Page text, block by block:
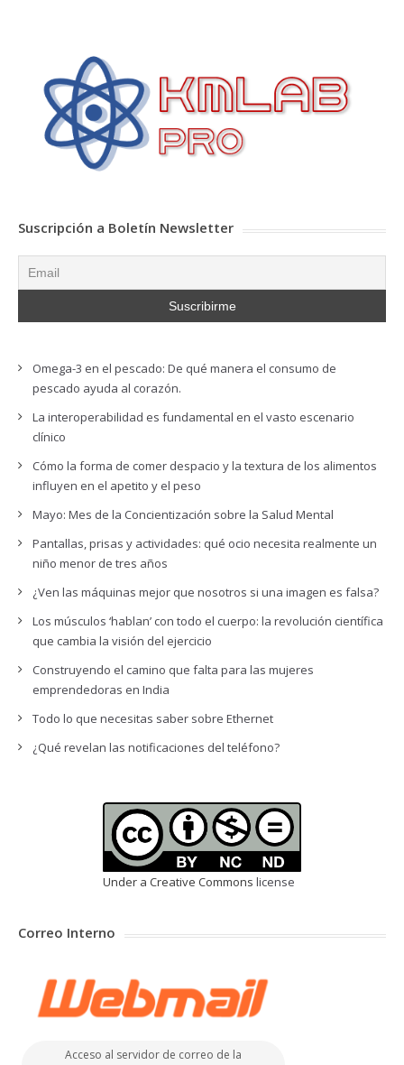
Suscripción a Boletín Newsletter
Omega-3 en el pescado: De qué manera el consumo de
pescado ayuda al corazón.
La interoperabilidad es fundamental en el vasto escenario
clínico
Cómo la forma de comer despacio y la textura de los alimentos
influyen en el apetito y el peso
Mayo: Mes de la Concientización sobre la Salud Mental
Pantallas, prisas y actividades: qué ocio necesita realmente un
niño menor de tres años
¿Ven las máquinas mejor que nosotros si una imagen es falsa?
Los músculos ‘hablan’ con todo el cuerpo: la revolución científica
que cambia la visión del ejercicio
Construyendo el camino que falta para las mujeres
emprendedoras en India
Todo lo que necesitas saber sobre Ethernet
¿Qué revelan las notificaciones del teléfono?
Under a Creative Commons license
Correo Interno
Acceso al servidor de correo de la